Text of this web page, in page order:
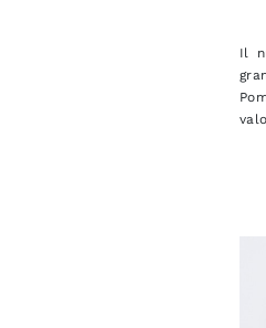
Il